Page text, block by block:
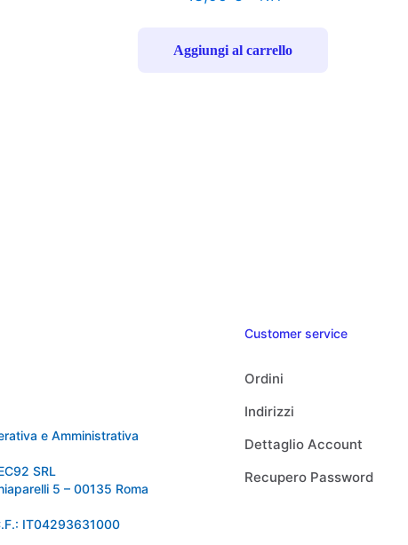
Aggiungi al carrello
e Amministrativa
SRL
5 – 00135 Roma
IT04293631000
Customer service
Ordini
Indirizzi
Dettaglio Account
Recupero Password